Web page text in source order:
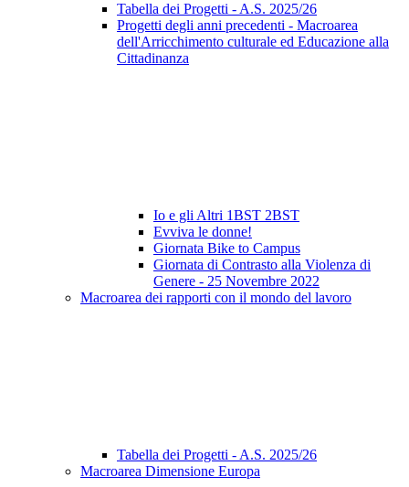
Tabella dei Progetti - A.S. 2025/26
Progetti degli anni precedenti - Macroarea
dell'Arricchimento culturale ed Educazione alla
Cittadinanza
Io e gli Altri 1BST 2BST
Evviva le donne!
Giornata Bike to Campus
Giornata di Contrasto alla Violenza di
Genere - 25 Novembre 2022
Macroarea dei rapporti con il mondo del lavoro
Tabella dei Progetti - A.S. 2025/26
Macroarea Dimensione Europa